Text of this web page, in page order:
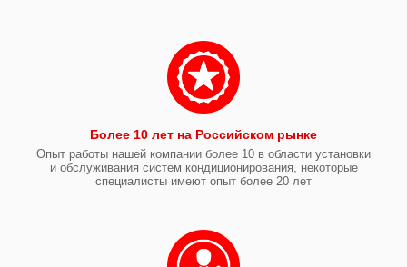
Более 10 лет на Российском рынке
Опыт работы нашей компании более 10 в области установки
и обслуживания систем кондиционирования, некоторые
специалисты имеют опыт более 20 лет